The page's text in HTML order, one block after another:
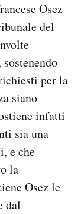
Osez
del
per la
siano
infatti
sia una
e che
la
Osez le
dal